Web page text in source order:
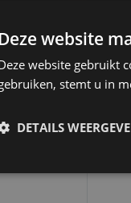
Deze website
website gebruikt
stemt u in
DETAILS